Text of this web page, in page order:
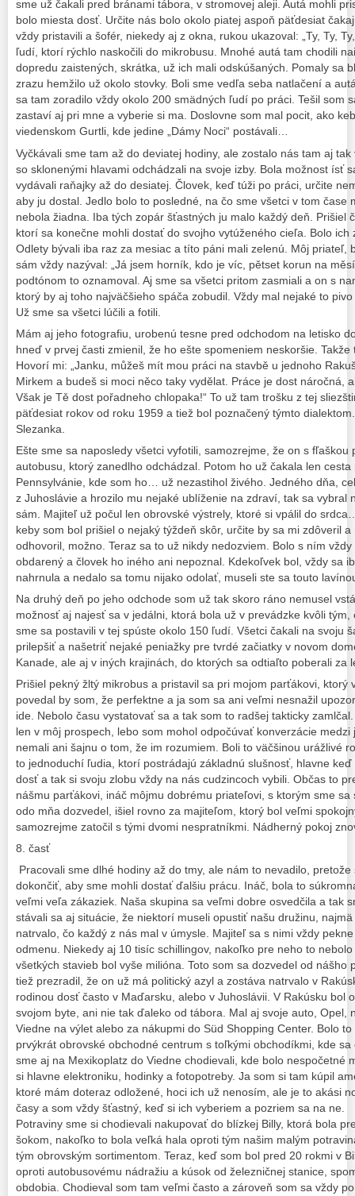
sme už čakali pred bránami tábora, v stromovej aleji. Autá mohli
bolo miesta dosť. Určite nás bolo okolo piatej aspoň päťdesiat
vždy pristavili a šofér, niekedy aj z okna, rukou ukazoval: „Ty, Ty,
ľudí, ktorí rýchlo naskočili do mikrobusu. Mnohé autá tam chodili
dopredu zaistených, skrátka, už ich mali odskúšaných. Pomaly sa
zrazu hemžilo už okolo stovky. Boli sme vedľa seba natlačení a
sa tam zoradilo vždy okolo 200 smädných ľudí po práci. Tešil som
zastaví aj pri mne a vyberie si ma. Doslovne som mal pocit, ako
viedenskom Gurtli, kde jedine „Dámy Noci“ postávali…
Vyčkávali sme tam až do deviatej hodiny, ale zostalo nás tam aj
so sklonenými hlavami odchádzali na svoje izby. Bola možnost ísť
vydávali raňajky až do desiatej. Človek, keď túži po práci, určite
aby ju dostal. Jedlo bolo to posledné, na čo sme všetci v tom čase
nebola žiadna. Iba tých zopár šťastných ju malo každý deň. Prišiel
ktorí sa konečne mohli dostať do svojho vytúženého cieľa. Bolo ich
Odlety bývali iba raz za mesiac a títo páni mali zelenú. Môj priateľ,
sám vždy nazýval: „Já jsem horník, kdo je víc, pětset korun na
podtónom to oznamoval. Aj sme sa všetci pritom zasmiali a on s
ktorý by aj toho najväčšieho spáča zobudil. Vždy mal nejaké to
Už sme sa všetci lúčili a fotili.
Mám aj jeho fotografiu, urobenú tesne pred odchodom na letisko
hneď v prvej časti zmienil, že ho ešte spomeniem neskoršie.
Hovorí mi: „Janku, můžeš mít mou práci na stavbě u jednoho
Mirkem a budeš si moci něco taky vydělat. Práce je dost náročná,
Však je Tě dost pořadneho chlopaka!“ To už tam trošku z tej
päťdesiat rokov od roku 1959 a tiež bol poznačený týmto
Slezanka.
Ešte sme sa naposledy všetci vyfotili, samozrejme, že on s fľaškou
autobusu, ktorý zanedlho odchádzal. Potom ho už čakala len cesta
Pennsylvánie, kde som ho… už nezastihol živého. Jedného dňa,
z Juhoslávie a hrozilo mu nejaké ublíženie na zdraví, tak sa vybral
sám. Majiteľ už počul len obrovské výstrely, ktoré si vpálil do
keby som bol prišiel o nejaký týždeň skôr, určite by sa mi zdôveril
odhovoril, možno. Teraz sa to už nikdy nedozviem. Bolo s ním
obdarený a človek ho iného ani nepoznal. Kdekoľvek bol, vždy sa
nahrnula a nedalo sa tomu nijako odolať, museli ste sa touto
Na druhý deň po jeho odchode som už tak skoro ráno nemusel
možnosť aj najesť sa v jedálni, ktorá bola už v prevádzke kvôli
sme sa postavili v tej spúste okolo 150 ľudí. Všetci čakali na svoju
prilepšiť a našetriť nejaké peniažky pre tvrdé začiatky v novom
Kanade, ale aj v iných krajinách, do ktorých sa odtiaľto poberali za
Prišiel pekný žltý mikrobus a pristavil sa pri mojom parťákovi, ktorý
povedal by som, že perfektne a ja som sa ani veľmi nesnažil
ide. Nebolo času vystatovať sa a tak som to radšej takticky
len v môj prospech, lebo som mohol odpočúvať konverzácie
nemali ani šajnu o tom, že im rozumiem. Boli to väčšinou urážlivé
to jednoduchí ľudia, ktorí postrádajú základnú slušnosť, hlavne keď
dosť a tak si svoju zlobu vždy na nás cudzincoch vybili. Občas to
nášmu parťákovi, ináč môjmu dobrému priateľovi, s ktorým sme
odo mňa dozvedel, išiel rovno za majiteľom, ktorý bol veľmi
samozrejme zatočil s tými dvomi nespratníkmi. Nádherný pokoj
8. časť
Pracovali sme dlhé hodiny až do tmy, ale nám to nevadilo,
dokončiť, aby sme mohli dostať ďalšiu prácu. Ináč, bola to
veľmi veľa zákaziek. Naša skupina sa veľmi dobre osvedčila a tak
stávali sa aj situácie, že niektorí museli opustiť našu družinu,
natrvalo, čo každý z nás mal v úmysle. Majiteľ sa s nimi vždy
odmenu. Niekedy aj 10 tisíc schillingov, nakoľko pre neho to
všetkých stavieb bol vyše milióna. Toto som sa dozvedel od nášho
tiež prezradil, že on už má politický azyl a zostáva natrvalo v
rodinou dosť často v Maďarsku, alebo v Juhoslávii. V Rakúsku bol
svojom byte, ani nie tak ďaleko od tábora. Mal aj svoje auto, Opel,
Viedne na výlet alebo za nákupmi do Süd Shopping Center. Bolo
prvýkrát obrovské obchodné centrum s toľkými obchodíkmi, kde
sme aj na Mexikoplatz do Viedne chodievali, kde bolo nespočetné
si hlavne elektroniku, hodinky a fotopotreby. Ja som si tam kúpil
ktoré mám doteraz odložené, hoci ich už nenosím, ale je to akási
časy a som vždy šťastný, keď si ich vyberiem a pozriem sa na ne.
Potraviny sme si chodievali nakupovať do blízkej Billy, ktorá bola
šokom, nakoľko to bola veľká hala oproti tým našim malým
tým obrovským sortimentom. Teraz, keď som bol pred 20 rokmi v
oproti autobusovému nádražiu a kúsok od železničnej stanice,
obdobia. Chodieval som tam veľmi často a zároveň som sa vždy